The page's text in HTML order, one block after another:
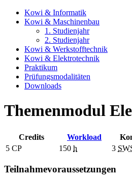
Kowi & Informatik
Kowi & Maschinenbau
1. Studienjahr
2. Studienjahr
Kowi & Werkstofftechnik
Kowi & Elektrotechnik
Praktikum
Prüfungsmodalitäten
Downloads
Themenmodul
Credits Workload
5 CP 150 h 3
Teilnahmevoraussetzungen